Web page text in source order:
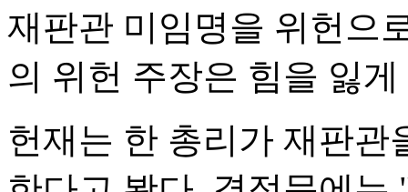
재판관 미임명을 위헌으
의 위헌 주장은 힘을 잃
헌재는 한 총리가 재판관